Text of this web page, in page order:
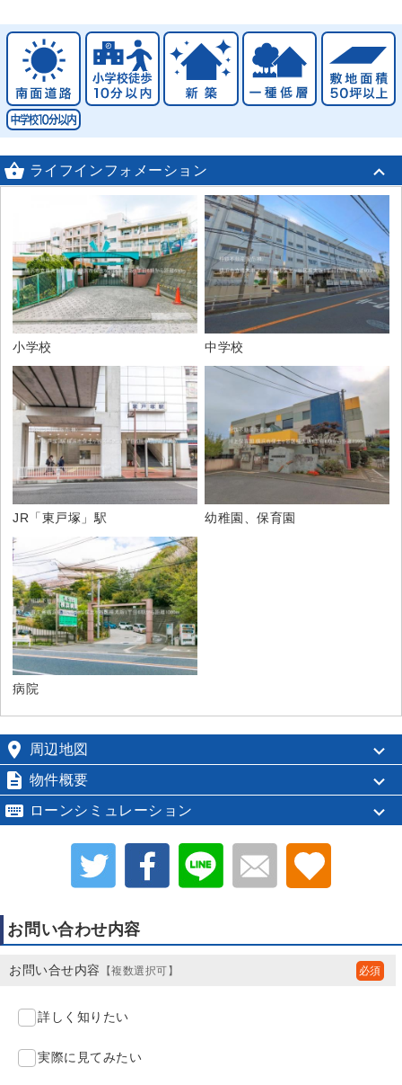
 ライフインフォメーション
小学校 中学校
JR「東戸塚」駅 幼稚園、保育園
病院
 周辺地図
 物件概要
 ローンシミュレーション
お問い合わせ内容
お問い合せ内容 【複数選択可】
詳しく知りたい
実際に見てみたい